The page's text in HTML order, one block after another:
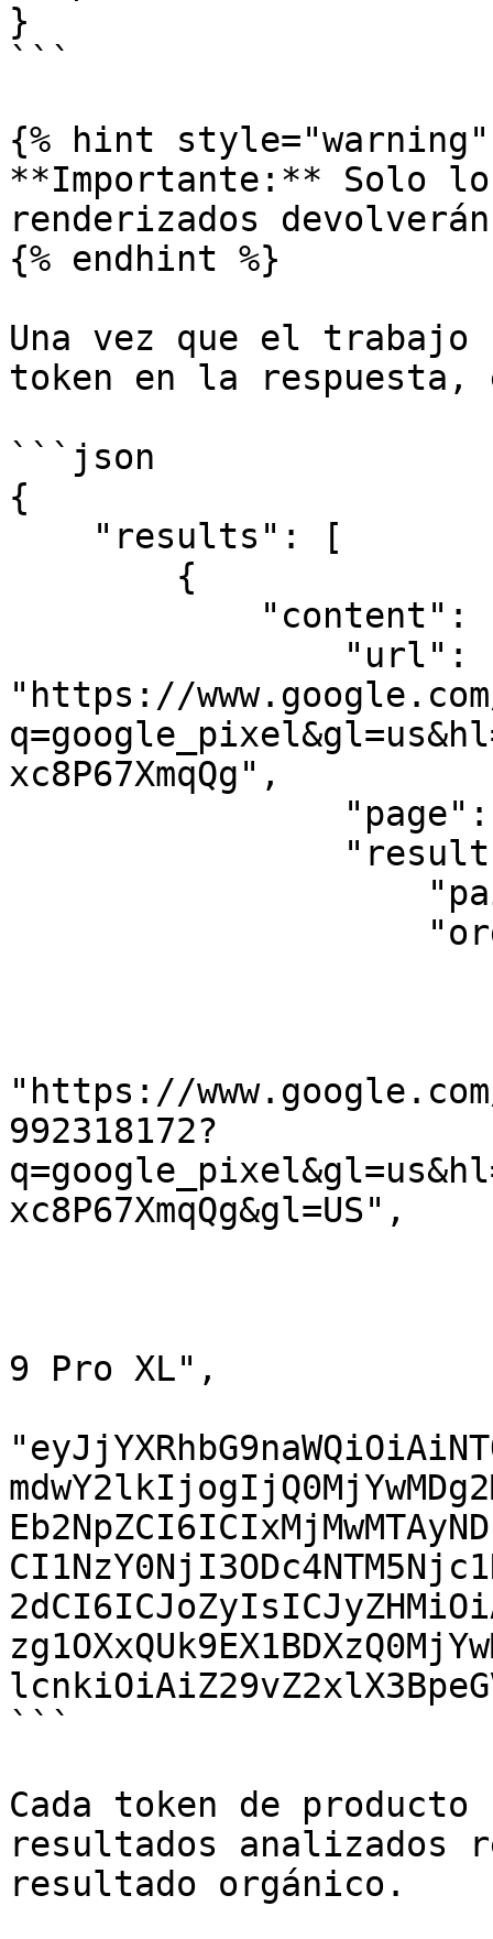
}
```
{% hint style="warning"
**Importante:** Solo
renderizados
{% endhint %}
Una vez que el trabajo
token en la
```json
{
"https://
xc8P67XmqQg",
"https://
992318172?
xc8P67XmqQg&gl=US",
9 Pro XL",
```
Cada token de
resultados analizados
resultado orgánico.